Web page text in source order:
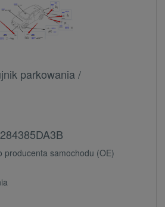
parkowania /
284385DA3B
producenta samochodu (OE)